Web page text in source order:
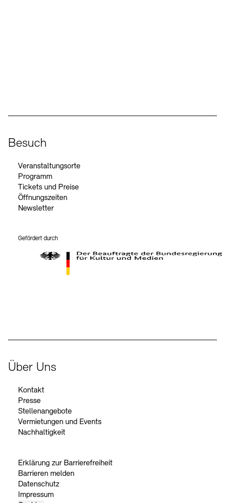
Besuch
Veranstaltungsorte
Programm
Tickets und Preise
Öffnungszeiten
Newsletter
Gefördert durch
Über Uns
Kontakt
Presse
Stellenangebote
Vermietungen und Events
Nachhaltigkeit
Erklärung zur Barrierefreiheit
Barrieren melden
Datenschutz
Impressum